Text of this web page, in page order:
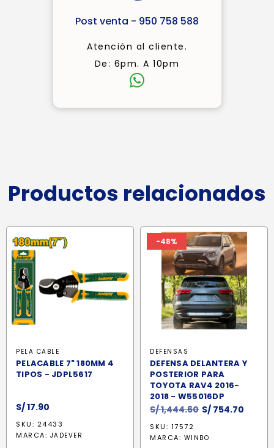
Post venta - 950 758 588
Atención al cliente.
De: 6pm. A 10pm
Productos relacionados
PELA CABLE
PELACABLE 7" 180MM 4
TIPOS - JDPL5617
S/17.90
SKU: 24433
MARCA: JADEVER
-48%
DEFENSAS
DEFENSA DELANTERA Y
POSTERIOR PARA
TOYOTA RAV4 2016-
2018 - W55016DP
S/1,444.60 El
original
S/ 754.70
SKU: 17572
MARCA: WINBO